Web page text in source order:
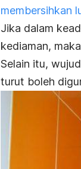
membersihkan
Jika dalam
kediaman,
Selain itu,
turut boleh